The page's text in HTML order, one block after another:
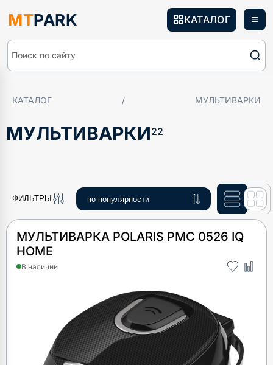
MTPARK
Поиск по сайту
КАТАЛОГ
КАТАЛОГ / МУЛЬТИВАРКИ
МУЛЬТИВАРКИ22
ФИЛЬТРЫ
МУЛЬТИВАРКА POLARIS PMC 0526 IQ
HOME
В наличии